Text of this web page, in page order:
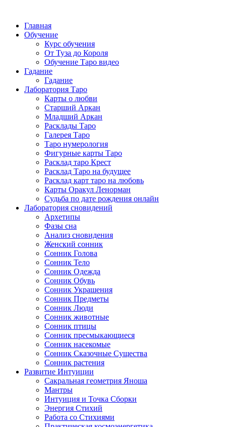
Главная
Обучение
Курс обучения
От Туза до Короля
Обучение Таро видео
Гадание
Гадание
Лаборатория Таро
Карты о любви
Старший Аркан
Младший Аркан
Расклады Таро
Галерея Таро
Таро нумерология
Фигурные карты Таро
Расклад таро Крест
Расклад Таро на будущее
Расклад карт таро на любовь
Карты Оракул Ленорман
Судьба по дате рождения онлайн
Лаборатория сновидений
Архетипы
Фазы сна
Анализ сновидения
Женский сонник
Сонник Голова
Сонник Тело
Сонник Одежда
Сонник Обувь
Сонник Украшения
Сонник Предметы
Сонник Люди
Сонник животные
Сонник птицы
Сонник пресмыкающиеся
Сонник насекомые
Сонник Сказочные Существа
Сонник растения
Развитие Интуиции
Сакральная геометрия Яноша
Мантры
Интуиция и Точка Сборки
Энергия Стихий
Работа со Стихиями